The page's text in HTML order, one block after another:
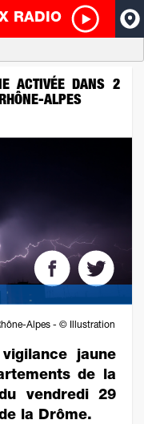
RADIO
ACTIVÉE DANS 2
ALPES
Alpes - © Illustration
jaune
de la
vendredi 29
la Drôme.
Télécharger